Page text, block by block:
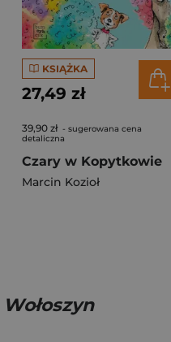
KSIĄŻKA
27,49 zł
39,90 zł - sugerowana cena
detaliczna
Czary w Kopytkowie
Marcin Kozioł